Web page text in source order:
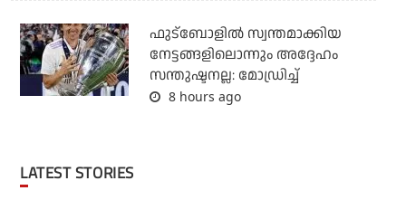
ഫുട്ബോളില്‍ സ്വന്തമാക്കിയ
നേട്ടങ്ങളിലൊന്നും അദ്ദേഹം
സന്തുഷ്ടനല്ല: മോഡ്രിച്ച്
8 hours ago
LATEST STORIES